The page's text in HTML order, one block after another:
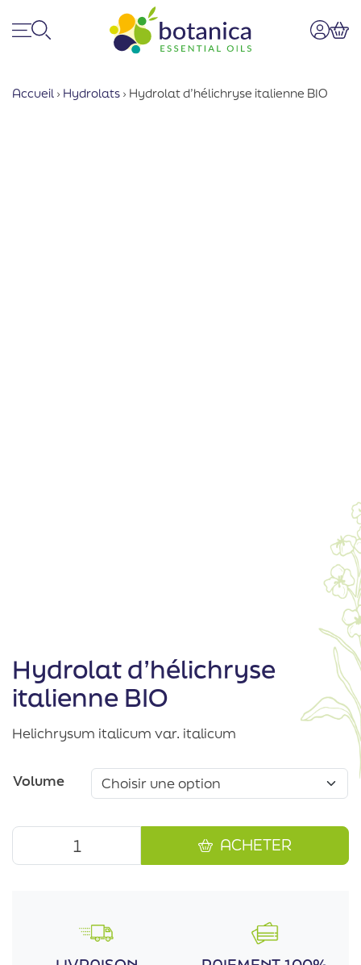
Accueil › Hydrolats › Hydrolat d’hélichryse italienne BIO
Hydrolat d’hélichryse
italienne BIO
Helichrysum italicum var. italicum
Volume
ACHETER